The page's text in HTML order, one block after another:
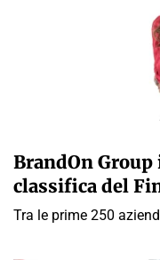
BrandOn
classifica del
Tra le prime 250